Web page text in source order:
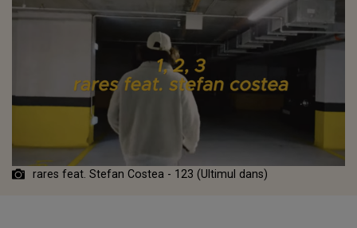
rares feat. Stefan Costea - 123 (Ultimul dans)